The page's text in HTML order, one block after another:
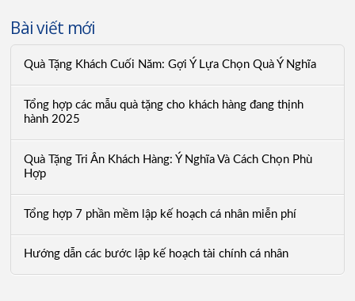
Bài viết mới
Quà Tặng Khách Cuối Năm: Gợi Ý Lựa Chọn Quà Ý Nghĩa
Tổng hợp các mẫu quà tặng cho khách hàng đang thịnh
hành 2025
Quà Tặng Tri Ân Khách Hàng: Ý Nghĩa Và Cách Chọn Phù
Hợp
Tổng hợp 7 phần mềm lập kế hoạch cá nhân miễn phí
Hướng dẫn các bước lập kế hoạch tài chính cá nhân